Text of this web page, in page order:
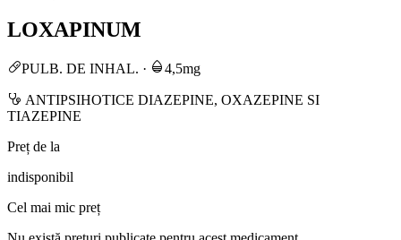
LOXAPINUM
PULB. DE INHAL. · 4,5mg
ANTIPSIHOTICE DIAZEPINE, OXAZEPINE SI
TIAZEPINE
Preț de la
indisponibil
Cel mai mic preț